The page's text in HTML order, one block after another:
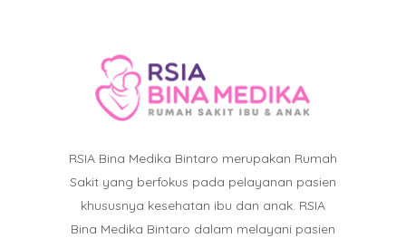
RSIA Bina Medika Bintaro merupakan Rumah
Sakit yang berfokus pada pelayanan pasien
khususnya kesehatan ibu dan anak. RSIA
Bina Medika Bintaro dalam melayani pasien